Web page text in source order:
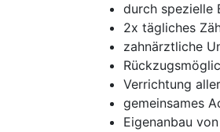
durch spezielle
2x tägliches
zahnärztliche
Verrichtung
gemeinsames
Eigenanbau